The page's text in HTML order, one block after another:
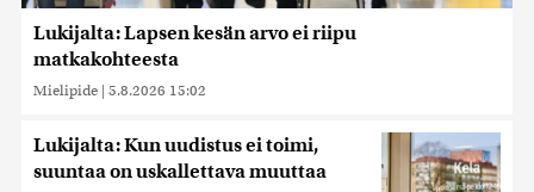
Lukijalta: Lapsen kesän arvo ei riipu
matkakohteesta
Mielipide | 5.8.2026 15:02
Lukijalta: Kun uudistus ei toimi,
suuntaa on uskallettava muuttaa